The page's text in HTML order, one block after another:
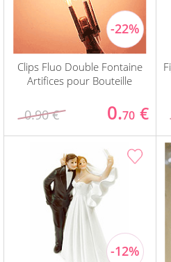
Clips Fluo Double Fontaine
Artifices pour Bouteille
0.90 € 0.70 €